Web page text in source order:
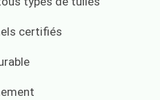
certifiés